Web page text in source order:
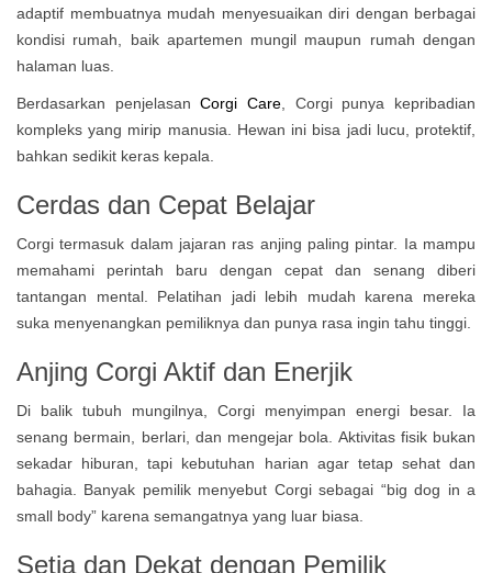
adaptif membuatnya mudah menyesuaikan diri dengan berbagai
kondisi rumah, baik apartemen mungil maupun rumah dengan
halaman luas.
Berdasarkan penjelasanCorgi Care , Corgi punya kepribadian
kompleks yang mirip manusia. Hewan ini bisa jadi lucu, protektif,
bahkan sedikit keras kepala.
Cerdas dan Cepat Belajar
Corgi termasuk dalam jajaran ras anjing paling pintar. Ia mampu
memahami perintah baru dengan cepat dan senang diberi
tantangan mental. Pelatihan jadi lebih mudah karena mereka
suka menyenangkan pemiliknya dan punya rasa ingin tahu tinggi.
Anjing Corgi Aktif dan Enerjik
Di balik tubuh mungilnya, Corgi menyimpan energi besar. Ia
senang bermain, berlari, dan mengejar bola. Aktivitas fisik bukan
sekadar hiburan, tapi kebutuhan harian agar tetap sehat dan
bahagia. Banyak pemilik menyebut Corgi sebagai “big dog in a
small body” karena semangatnya yang luar biasa.
Setia dan Dekat dengan Pemilik